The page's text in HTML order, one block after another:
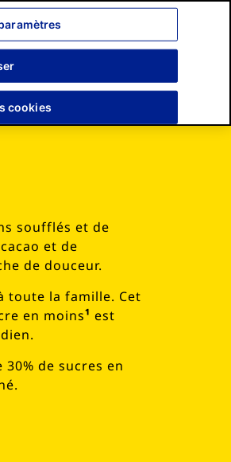
Search
soufflés et de
et de
de douceur.
toute la famille. Cet
en moins¹ est
30% de sucres en
cookies